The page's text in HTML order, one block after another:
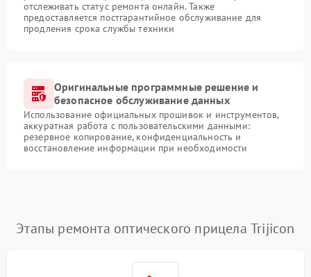
отслеживать статус ремонта онлайн. Также
предоставляется постгарантийное обслуживание для
продления срока службы техники
Оригинальные программные решение и
безопасное обслуживание данных
Использование официальных прошивок и инструментов,
аккуратная работа с пользовательскими данными:
резервное копирование, конфиденциальность и
восстановление информации при необходимости
Этапы ремонта оптического прицела Trijicon